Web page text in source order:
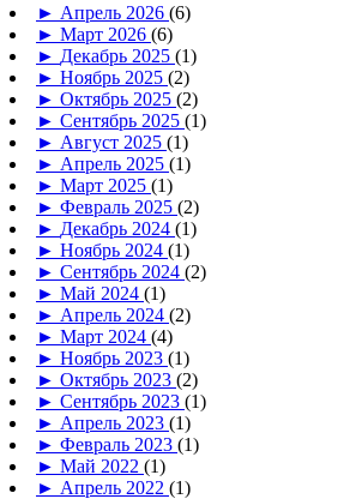
► Апрель 2026 (6)
► Март 2026 (6)
► Декабрь 2025 (1)
► Ноябрь 2025 (2)
► Октябрь 2025 (2)
► Сентябрь 2025 (1)
► Август 2025 (1)
► Апрель 2025 (1)
► Март 2025 (1)
► Февраль 2025 (2)
► Декабрь 2024 (1)
► Ноябрь 2024 (1)
► Сентябрь 2024 (2)
► Май 2024 (1)
► Апрель 2024 (2)
► Март 2024 (4)
► Ноябрь 2023 (1)
► Октябрь 2023 (2)
► Сентябрь 2023 (1)
► Апрель 2023 (1)
► Февраль 2023 (1)
► Май 2022 (1)
► Апрель 2022 (1)